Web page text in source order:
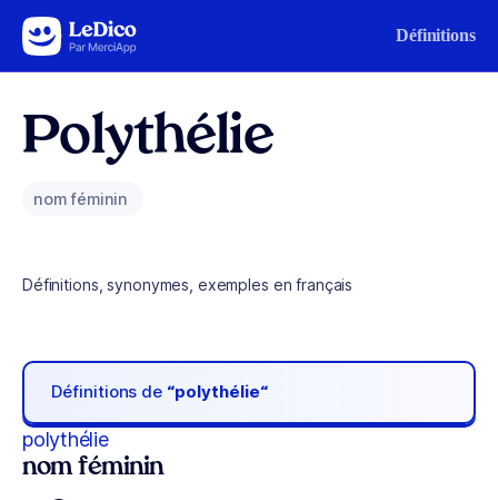
Aller au contenu Définitions
Polythélie
nom féminin
Définitions, synonymes, exemples en français
Définitions de “polythélie“
polythélie
nom féminin